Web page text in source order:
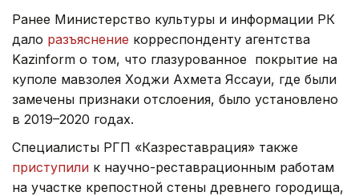
Ранее Министерство культуры и информации РК
дало разъяснение корреспонденту агентства
Kazinform о том, что глазурованное покрытие на
куполе мавзолея Ходжи Ахмета Яссауи, где были
замечены признаки отслоения, было установлено
в 2019–2020 годах.
Специалисты РГП «Казреставрация» также
приступили к научно-реставрационным работам
на участке крепостной стены древнего городища,